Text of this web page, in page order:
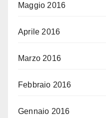
Maggio 2016
Aprile 2016
Marzo 2016
Febbraio 2016
Gennaio 2016